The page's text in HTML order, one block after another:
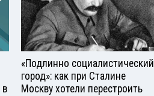
«Подлинно социалистический
город»: как при Сталине
Москву хотели перестроить